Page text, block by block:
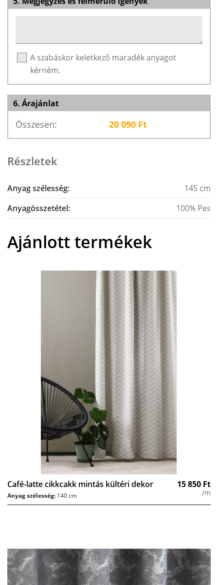
A szabáskor keletkező maradék anyagot
kérném.
6. Árajánlat
Összesen: 20 090 Ft
Részletek
Anyag szélesség:
145 cm
Anyagösszetétel:
100% Pes
Ajánlott termékek
Café-latte cikkcakk mintás kültéri dekor 15 850 Ft
/m
Anyag szélesség: 140 cm